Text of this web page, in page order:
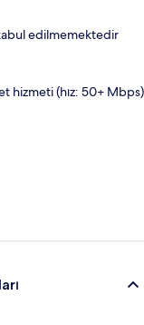
edilmemektedir
hizmeti (hız: 50+ Mbps)